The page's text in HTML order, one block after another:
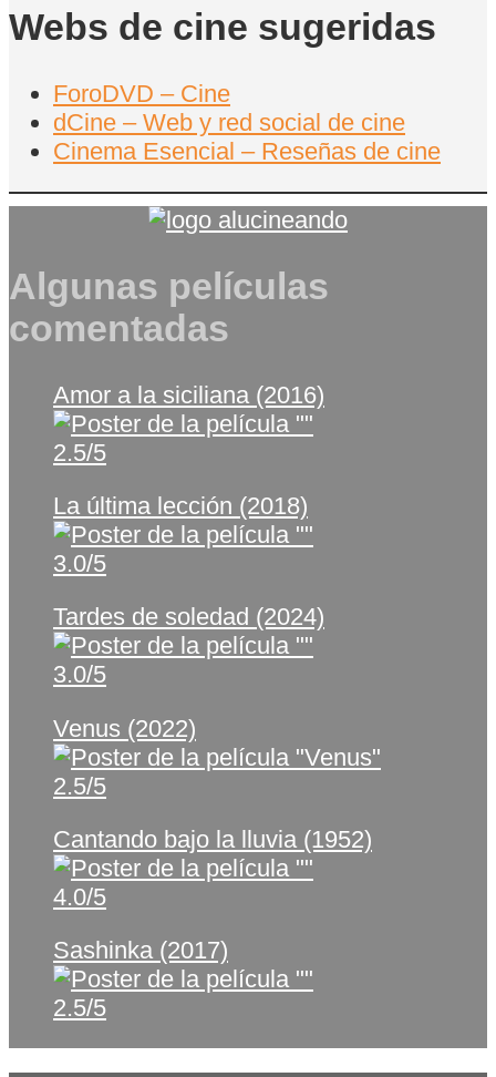
Webs de cine sugeridas
ForoDVD – Cine
dCine – Web y red social de cine
Cinema Esencial – Reseñas de cine
Algunas películas
comentadas
Amor a la siciliana (2016)
2.5/5
La última lección (2018)
3.0/5
Tardes de soledad (2024)
3.0/5
Venus (2022)
2.5/5
Cantando bajo la lluvia (1952)
4.0/5
Sashinka (2017)
2.5/5